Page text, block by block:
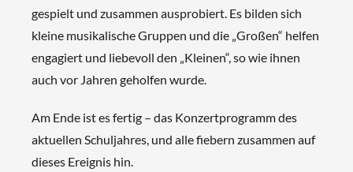
gespielt und zusammen ausprobiert. Es bilden sich
kleine musikalische Gruppen und die „Großen“ helfen
engagiert und liebevoll den „Kleinen“, so wie ihnen
auch vor Jahren geholfen wurde.
Am Ende ist es fertig – das Konzertprogramm des
aktuellen Schuljahres, und alle fiebern zusammen auf
dieses Ereignis hin.